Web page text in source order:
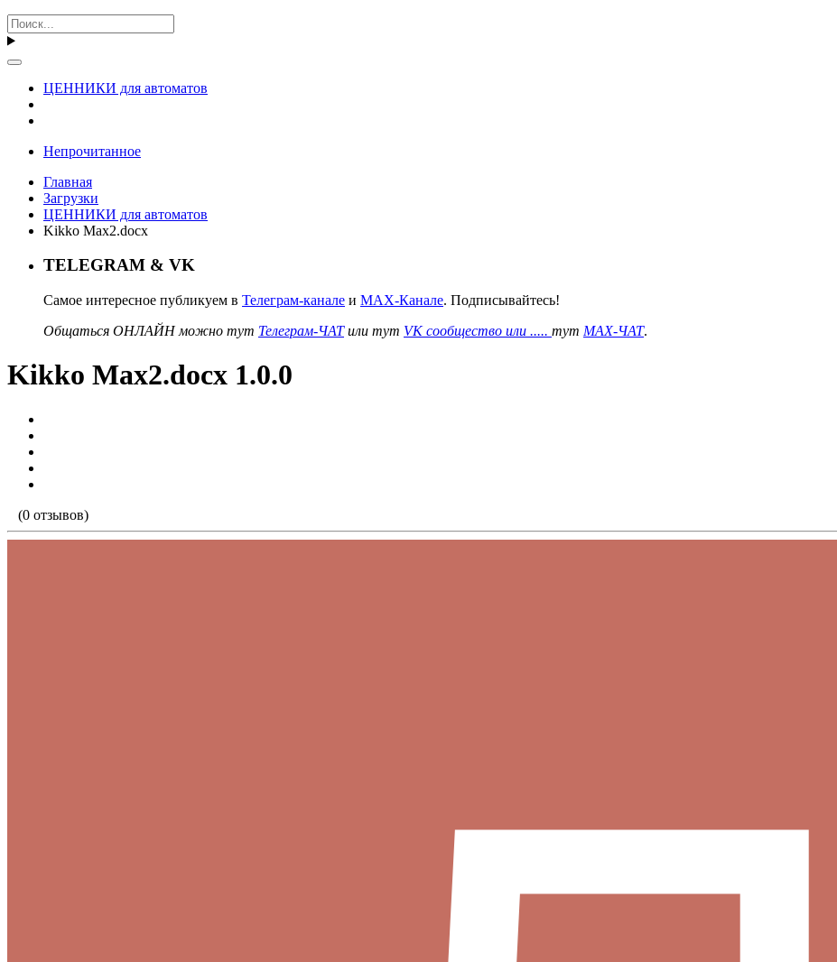
ЦЕННИКИ для автоматов
Непрочитанное
Главная
Загрузки
ЦЕННИКИ для автоматов
Kikko Max2.docx
TELEGRAM & VK
Самое интересное публикуем в Телеграм-канале и MAX-Канале. Подписывайтесь!
Общаться ОНЛАЙН можно тут Телеграм-ЧАТили тут VK сообщество или ..... тут MAX-ЧАТ.
Kikko Max2.docx 1.0.0
(0 отзывов)